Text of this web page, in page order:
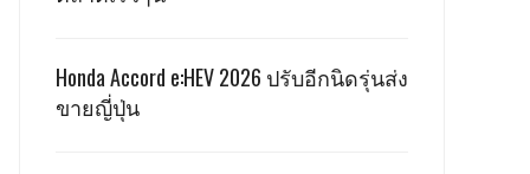
Honda Accord e:HEV 2026 ปรับอีกนิดรุ่นส่ง
ขายญี่ปุ่น